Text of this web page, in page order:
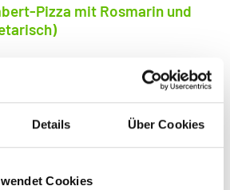
Details Über Cookies
Cookies
Pizza mit Rosmarin und
die Arbeitsfläche